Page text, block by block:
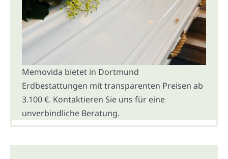
Memovida bietet in Dortmund
Erdbestattungen mit transparenten Preisen ab
3.100 €. Kontaktieren Sie uns für eine
unverbindliche Beratung.